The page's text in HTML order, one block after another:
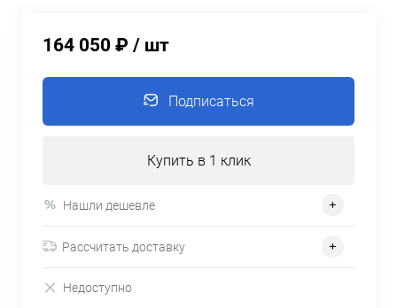
164 050 ₽ / шт
Подписаться
Купить в 1 клик
Нашли дешевле
Рассчитать доставку
Недоступно